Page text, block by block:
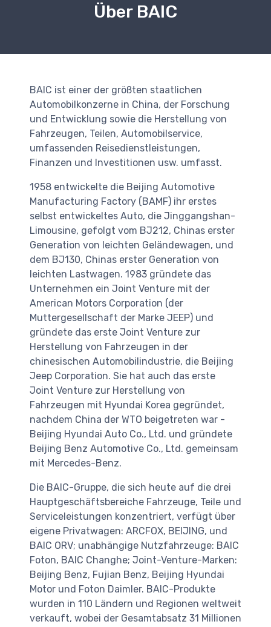
Über BAIC
BAIC ist einer der größten staatlichen
Automobilkonzerne in China, der Forschung
und Entwicklung sowie die Herstellung von
Fahrzeugen, Teilen, Automobilservice,
umfassenden Reisedienstleistungen,
Finanzen und Investitionen usw. umfasst.
1958 entwickelte die Beijing Automotive
Manufacturing Factory (BAMF) ihr erstes
selbst entwickeltes Auto, die Jinggangshan-
Limousine, gefolgt vom BJ212, Chinas erster
Generation von leichten Geländewagen, und
dem BJ130, Chinas erster Generation von
leichten Lastwagen. 1983 gründete das
Unternehmen ein Joint Venture mit der
American Motors Corporation (der
Muttergesellschaft der Marke JEEP) und
gründete das erste Joint Venture zur
Herstellung von Fahrzeugen in der
chinesischen Automobilindustrie, die Beijing
Jeep Corporation. Sie hat auch das erste
Joint Venture zur Herstellung von
Fahrzeugen mit Hyundai Korea gegründet,
nachdem China der WTO beigetreten war -
Beijing Hyundai Auto Co., Ltd. und gründete
Beijing Benz Automotive Co., Ltd. gemeinsam
mit Mercedes-Benz.
Die BAIC-Gruppe, die sich heute auf die drei
Hauptgeschäftsbereiche Fahrzeuge, Teile und
Serviceleistungen konzentriert, verfügt über
eigene Privatwagen: ARCFOX, BEIJING, und
BAIC ORV; unabhängige Nutzfahrzeuge: BAIC
Foton, BAIC Changhe; Joint-Venture-Marken:
Beijing Benz, Fujian Benz, Beijing Hyundai
Motor und Foton Daimler. BAIC-Produkte
wurden in 110 Ländern und Regionen weltweit
verkauft, wobei der Gesamtabsatz 31 Millionen